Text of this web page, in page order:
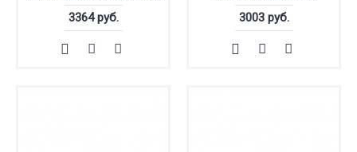
3364 руб. 3003 руб.